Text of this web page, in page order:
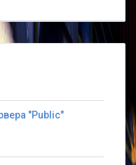
"Public"